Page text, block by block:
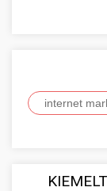
internet